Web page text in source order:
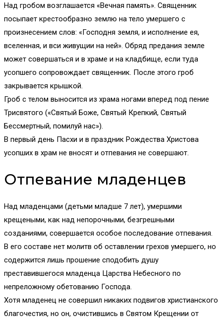
Над гробом возглашается «Вечная память». Священник
посыпает крестообразно землю на тело умершего с
произнесением слов: «Господня земля, и исполнение ея,
вселенная, и вси живущии на ней». Обряд предания земле
может совершаться и в храме и на кладбище, если туда
усопшего сопровождает священник. После этого гроб
закрывается крышкой.
Гроб с телом выносится из храма ногами вперед под пение
Трисвятого («Святый Боже, Святый Крепкий, Святый
Бессмертный, помилуй нас»).
В первый день Пасхи и в праздник Рождества Христова
усопших в храм не вносят и отпевания не совершают.
Отпевание младенцев
Над младенцами (детьми младше 7 лет), умершими
крещеными, как над непорочными, безгрешными
созданиями, совершается особое последование отпевания.
В его составе нет молитв об оставлении грехов умершего, но
содержится лишь прошение сподобить душу
преставившегося младенца Царства Небесного по
непреложному обетованию Господа.
Хотя младенец не совершил никаких подвигов христианского
благочестия, но он, очистившись в Святом Крещении от